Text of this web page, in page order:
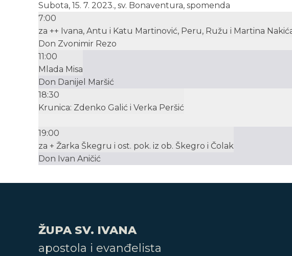
Subota, 15. 7. 2023., sv. Bonaventura, spomenda
7:00
za ++ Ivana, Antu i Katu Martinović, Peru, Ružu i Martina
Don Zvonimir Rezo
11:00
Mlada Misa
Don Danijel Maršić
18:30
Krunica: Zdenko Galić i Verka Peršić
19:00
za + Žarka Škegru i ost. pok. iz ob. Škegro i Čolak
Don Ivan Aničić
ŽUPA SV. IVANA
apostola i evanđelista